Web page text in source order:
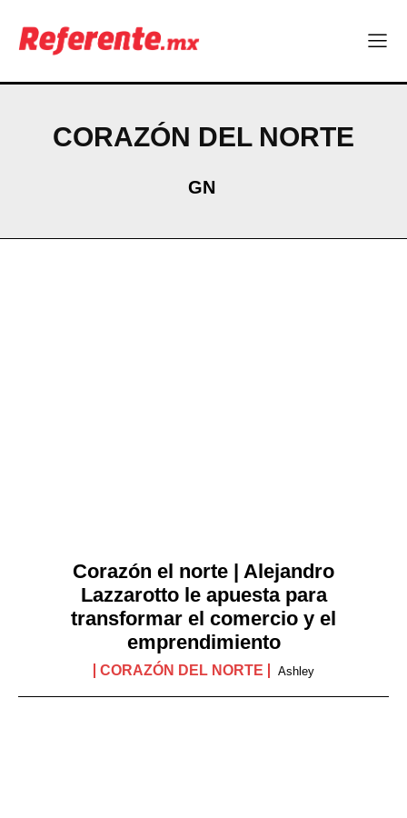
CORAZÓN DEL NORTE
GN
Corazón el norte | Alejandro
Lazzarotto le apuesta para
transformar el comercio y el
emprendimiento
CORAZÓN DEL NORTE Ashley